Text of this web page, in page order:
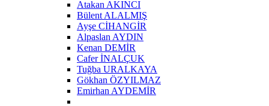
Atakan AKINCI
Bülent ALALMIŞ
Ayşe CİHANGİR
Alpaslan AYDIN
Kenan DEMİR
Cafer İNALÇUK
Tuğba URALKAYA
Gökhan ÖZYILMAZ
Emirhan AYDEMİR